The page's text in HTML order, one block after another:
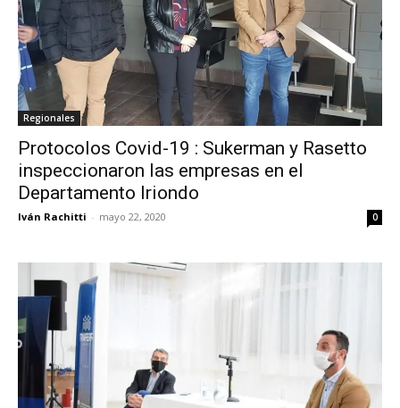
Regionales
Protocolos Covid-19 : Sukerman y Rasetto
inspeccionaron las empresas en el
Departamento Iriondo
Iván Rachitti - mayo 22, 2020 0